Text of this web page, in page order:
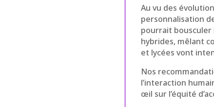
Au vu des
personnalisation
pourrait
hybrides, mêlant
et lycées vont
Nos
l’interaction
œil sur l’équité